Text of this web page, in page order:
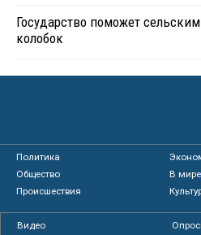
Государство поможет
колобок
Политика
Общество
В мире
Происшествия
Видео